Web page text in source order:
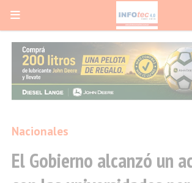
El Gobierno alcanzó un
Nacionales